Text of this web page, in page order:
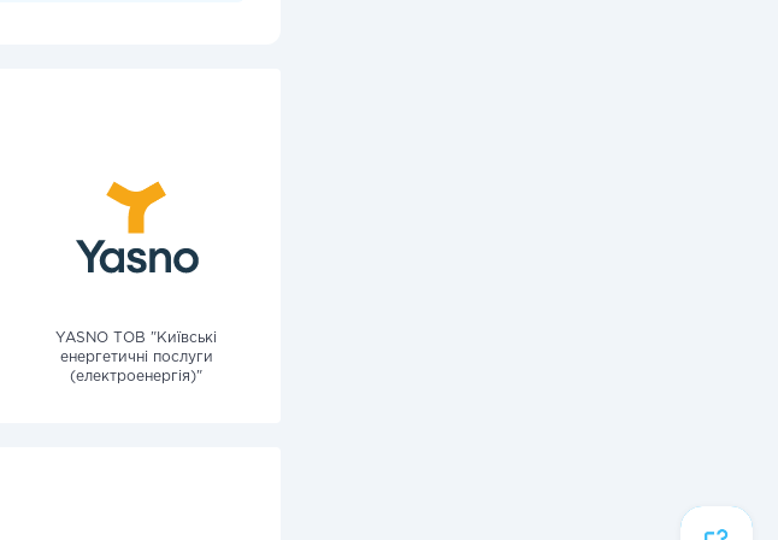
YASNO ТОВ "Київські
енергетичні послуги
(електроенергія)"